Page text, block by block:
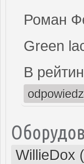
Роман
Green
В
odpowiedz
WillieDox